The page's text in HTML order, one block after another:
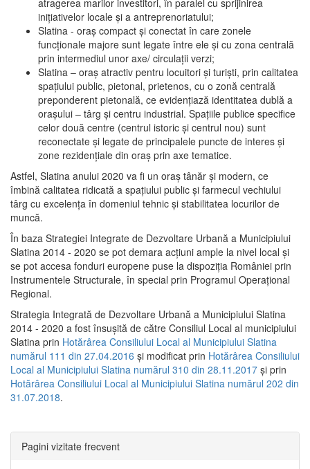
iniţiativelor locale şi a antreprenoriatului;
Slatina - oraş compact şi conectat în care zonele
funcţionale majore sunt legate între ele şi cu zona centrală
prin intermediul unor axe/ circulații verzi;
Slatina – oraş atractiv pentru locuitori şi turişti, prin calitatea
spaţiului public, pietonal, prietenos, cu o zonă centrală
preponderent pietonală, ce evidenţiază identitatea dublă a
oraşului – târg şi centru industrial. Spaţiile publice specifice
celor două centre (centrul istoric şi centrul nou) sunt
reconectate şi legate de principalele puncte de interes şi
zone rezidenţiale din oraş prin axe tematice.
Astfel, Slatina anului 2020 va fi un oraş tânăr şi modern, ce
îmbină calitatea ridicată a spaţiului public şi farmecul vechiului
târg cu excelenţa în domeniul tehnic şi stabilitatea locurilor de
muncă.
În baza Strategiei Integrate de Dezvoltare Urbană a Municipiului
Slatina 2014 - 2020 se pot demara acţiuni ample la nivel local şi
se pot accesa fonduri europene puse la dispoziţia României prin
Instrumentele Structurale, în special prin Programul Operațional
Regional.
Strategia Integrată de Dezvoltare Urbană a Municipiului Slatina
2014 - 2020 a fost însuşită de către Consiliul Local al municipiului
Slatina prin Hotărârea Consiliului Local al Municipiului Slatina
numărul 111 din 27.04.2016 și modificat prin Hotărârea Consiliului
Local al Municipiului Slatina numărul 310 din 28.11.2017 și prin
Hotărârea Consiliului Local al Municipiului Slatina numărul 202 din
31.07.2018.
Pagini vizitate frecvent